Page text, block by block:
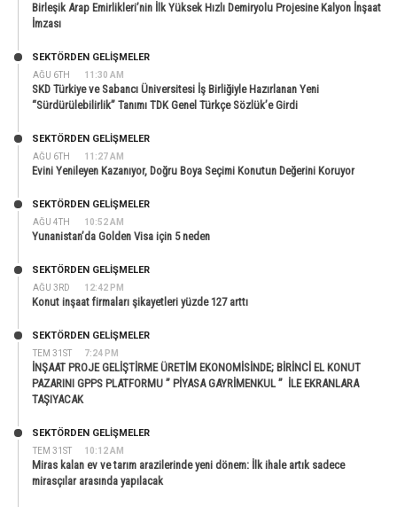
Birleşik Arap Emirlikleri’nin İlk Yüksek Hızlı Demiryolu Projesine Kalyon İnşaat
İmzası
AĞU 6TH 11:30 AM
SEKTÖRDEN GELIŞMELER
SKD Türkiye ve Sabancı Üniversitesi İş Birliğiyle Hazırlanan Yeni
“Sürdürülebilirlik” Tanımı TDK Genel Türkçe Sözlük’e Girdi
AĞU 6TH 11:27 AM
SEKTÖRDEN GELIŞMELER
Evini Yenileyen Kazanıyor, Doğru Boya Seçimi Konutun Değerini Koruyor
AĞU 4TH 10:52 AM
SEKTÖRDEN GELIŞMELER
Yunanistan’da Golden Visa için 5 neden
AĞU 3RD 12:42 PM
SEKTÖRDEN GELIŞMELER
Konut inşaat firmaları şikayetleri yüzde 127 arttı
TEM 31ST 7:24 PM
SEKTÖRDEN GELIŞMELER
İNŞAAT PROJE GELİŞTİRME ÜRETİM EKONOMİSİNDE; BİRİNCİ EL KONUT
PAZARINI GPPS PLATFORMU ” PİYASA GAYRİMENKUL ” İLE EKRANLARA
TAŞIYACAK
TEM 31ST 10:12 AM
SEKTÖRDEN GELIŞMELER
Miras kalan ev ve tarım arazilerinde yeni dönem: İlk ihale artık sadece
mirasçılar arasında yapılacak